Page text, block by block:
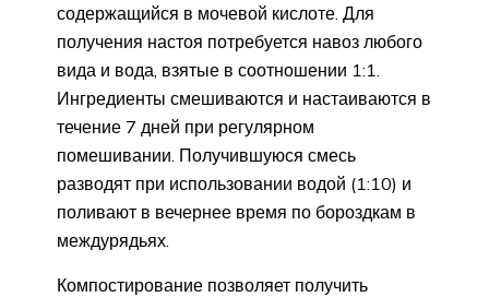
содержащийся в мочевой кислоте. Для
получения настоя потребуется навоз любого
вида и вода, взятые в соотношении 1:1.
Ингредиенты смешиваются и настаиваются в
течение 7 дней при регулярном
помешивании. Получившуюся смесь
разводят при использовании водой (1:10) и
поливают в вечернее время по бороздкам в
междурядьях.
Компостирование позволяет получить